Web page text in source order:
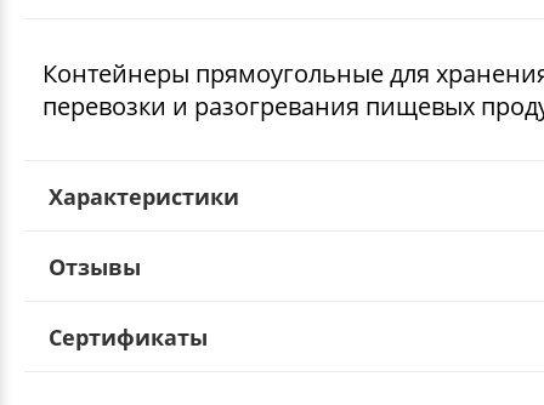
Контейнеры прямоугольные для
перевозки и разогревания пищевых
Характеристики
Отзывы
Сертификаты